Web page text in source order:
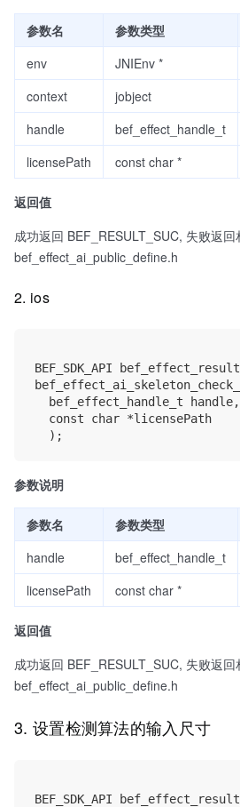
参数名 参数类型
env
JNIEnv *
context
jobject
handle
bef_effect_handle_t
licensePath
const char *
返回值
成功返回 BEF_RESULT_SUC, 失败返
bef_effect_ai_public_define.h
2. ios
BEF_SDK_API
参数说明
参数名 参数类型
handle
bef_effect_handle_t
licensePath
const char *
返回值
成功返回 BEF_RESULT_SUC, 失败返
bef_effect_ai_public_define.h
3. 设置检测算法的输入尺寸
BEF_SDK_API